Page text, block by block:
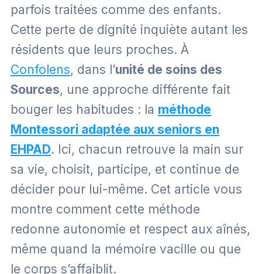
parfois traitées comme des enfants.
Cette perte de dignité inquiète autant les
résidents que leurs proches. À
Confolens, dans l’unité de soins des
Sources, une approche différente fait
bouger les habitudes : la méthode
Montessori adaptée aux seniors en
EHPAD. Ici, chacun retrouve la main sur
sa vie, choisit, participe, et continue de
décider pour lui-même. Cet article vous
montre comment cette méthode
redonne autonomie et respect aux aînés,
même quand la mémoire vacille ou que
le corps s’affaiblit.